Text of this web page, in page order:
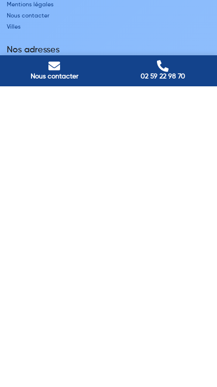
Nous contacter 02 59 22 98 70
Mentions légales
Nous contacter
Villes
Nos adresses
45 avenue Winston Churchill, Louviers, France
Pont-Audemer